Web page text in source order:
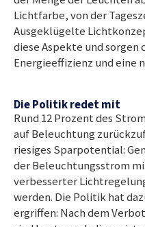
Lichtfarbe, von der
Ausgeklügelte
diese Aspekte und sorgen
Energieeffizienz und eine
Die Politik redet mit
Rund 12 Prozent des
auf Beleuchtung
riesiges Sparpotential:
der Beleuchtungsstrom
verbesserter
werden. Die Politik hat
ergriffen: Nach dem